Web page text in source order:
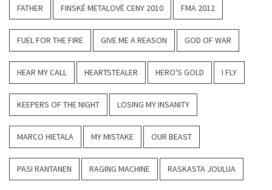
FATHER FINSKÉ METALOVÉ CENY 2010 FMA 2012
FUEL FOR THE FIRE GIVE ME A REASON GOD OF WAR
HEAR MY CALL HEARTSTEALER HERO'S GOLD I FLY
KEEPERS OF THE NIGHT LOSING MY INSANITY
MARCO HIETALA MY MISTAKE OUR BEAST
PASI RANTANEN RAGING MACHINE RASKASTA JOULUA